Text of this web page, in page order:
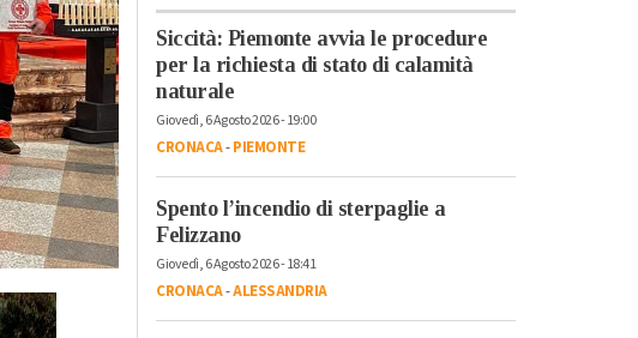
Siccità: Piemonte avvia le procedure
per la richiesta di stato di calamità
naturale
Giovedì, 6 Agosto 2026 - 19:00
CRONACA-PIEMONTE
Spento l’incendio di sterpaglie a
Felizzano
Giovedì, 6 Agosto 2026 - 18:41
CRONACA-ALESSANDRIA